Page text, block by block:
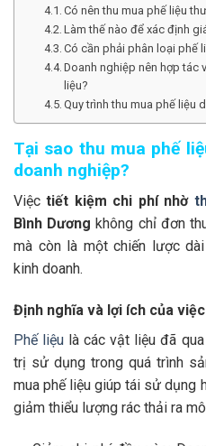
Có nên thu mua phế liệu
Làm thế nào để xác định
Có cần phải phân loại phế
Doanh nghiệp nên hợp tác
liệu?
Quy trình thu mua phế liệu
Tại sao thu mua phế
doanh nghiệp?
Việctiết kiệm chi phí nhờ
Bình Dương không chỉ đơn
mà còn là một chiến lược
kinh doanh.
Định nghĩa và lợi ích của
Phế liệu là các vật liệu đã
trị sử dụng trong quá trình
mua phế liệu giúp tái sử dụng
giảm thiểu lượng rác thải ra